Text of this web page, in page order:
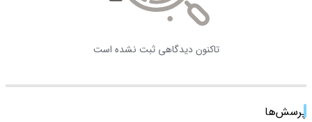
تاکنون دیدگاهی ثبت نشده است
پرسش‌ها